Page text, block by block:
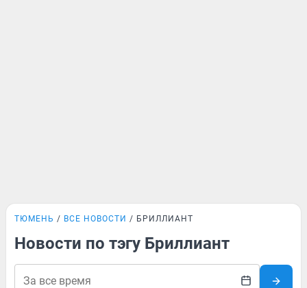
ТЮМЕНЬ ВСЕ НОВОСТИ БРИЛЛИАНТ
Новости по тэгу Бриллиант